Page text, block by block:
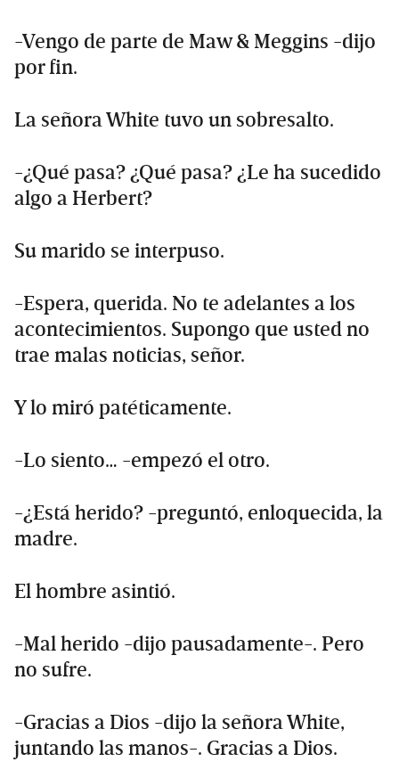
-Vengo de parte de Maw & Meggins -dijo
por fin.
La señora White tuvo un sobresalto.
-¿Qué pasa? ¿Qué pasa? ¿Le ha sucedido
algo a Herbert?
Su marido se interpuso.
-Espera, querida. No te adelantes a los
acontecimientos. Supongo que usted no
trae malas noticias, señor.
Y lo miró patéticamente.
-Lo siento… -empezó el otro.
-¿Está herido? -preguntó, enloquecida, la
madre.
El hombre asintió.
-Mal herido -dijo pausadamente-. Pero
no sufre.
-Gracias a Dios -dijo la señora White,
juntando las manos-. Gracias a Dios.